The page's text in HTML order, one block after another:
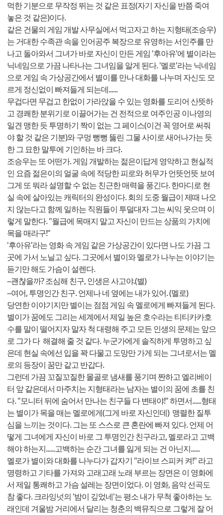
먹한 기분으로 무작정 뛰는 것 같은 표정(자기 자신을 반쯤 죽여
놓은 것 같은)이다.
같은 건물의 게임 개발 사무실에서 먹고자고 하는 지형태(조승우)
는 거대한 수족관 속을 인어공주 복장으로 유영하는 서인주를 만
나고 돌아와서 그녀가 바로 자신이 만든 게임 '후아유'에 별이라는
닉네임으로 가끔 나타나는 그녀임을 알게 된다. '멜로'라는 닉네임
으로 게임 속 가상공간에서 별이를 만나 대화를 나누며 자신도 모
르게 정신없이 빠져들게 되는데......
무겁다면 무겁고 한없이 가라앉을 수 있는 영화를 도리어 산뜻하
고 경쾌한 분위기로 이끌어가는 건 전적으로 여주인공 이나영의
일견 맹한 듯 투명하기 짝이 없는 그 페이스(이건 꼭 영어로 써줘
야 할 것 같은 기분)와 구멍 뻥뻥 뚫린 그물 사이로 새어나가는 듯
한 그 묘한 말투에 기인하는 바 크다.
조승우는 또 어떤가. 게임 개발하는 젊은이답게 영악하고 현실적
인 요즘 젊은이의 얼굴 속에 적당한 피로와 허무가 언뜻언뜻 보여
그게 또 뭐라 설명할 수 없는 친근한 매력을 풍긴다. 한마디로 현
실 속에 살아있는 캐릭터의 완성이다. 회의 도중 월급이 제때 나오
지 않는다고 함께 일하는 직원들이 투덜대자 그는 씨익 웃으며 이
렇게 말한다. "월급에 목매지 말고 자신이 만드는 상품의 가치에
목을 매라구!"
'후아유'라는 영화 속 게임 같은 가상공간이 있다면 나도 가끔 그
곳에 가서 노닐고 싶다. 그곳에서 별이와 멜로가 나누는 이야기는
듣기만 해도 가슴이 설렌다.
--괜찮을까? 조심해 친구, 인생은 사고야.(별)
--여어, 투명인간 친구. 언제나 네 옆에는 내가 있어. (멜로)
당연한 이야기지만 별이는 점점 게임 속 멜로에게 빠져들게 된다.
별이가 꿈에도 그리는 세계에서 제일 높은 호수라는 티티카카호
수를 말이 떨어지자 말자 척 대령해 주고 모든 인생의 문제는 앞으
로 그가 다 해결해 줄 것 같다. 누군가에게 솔직하게 투명하고 싶
은데 현실 속에선 입을 꽉 다물고 도망만 가게 되는 그녀로서는 멜
로의 등장이 꿈만 같고 반갑다.
그런데 가끔 꼬질꼬질한 몰골로 냄새를 풍기며 짠하고 엘리베이
터 앞 같은데서 마주치는 지형태라는 남자는 별이의 꿈에 초를 친
다. "모니터 뒤에 숨어서 만나는 친구들 다 변태야!" 하면서......형태
는 별이가 목을 매는 멜로에게(그게 바로 자신인데) 맹렬한 질투
심을 느끼는 것이다. 그는 또 스스로 큰 혼란에 빠져 있다. 언제 어
떻게 그녀에게 자신이 바로 그 투명인간 친구라고, 멜로라고 고백
해야 하는지......고백하는 순간 그녀를 잃게 되는 건 아닌지......
멜로가 별이와 대화를 나누다가 갑자기 "라이브 스피커 켜!" 라고
명령하고 기타를 가져와 고래고래 노래 부르는 장면은 이 영화에
서 제일 통쾌하고 가슴 설레는 장면이었다. 이 영화, 음악 선곡도
참 좋다. 크라잉넛의 '밤이 깊었네'는 평소 내가 무척 좋아하는 노
래인데 겨울밤 거리에서 달리는 청춘의 백뮤직으로 그렇게 잘 어